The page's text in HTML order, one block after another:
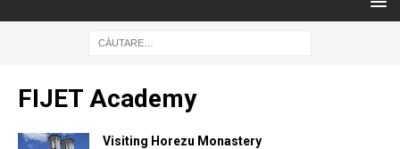
FIJET Academy
Visiting Horezu Monastery